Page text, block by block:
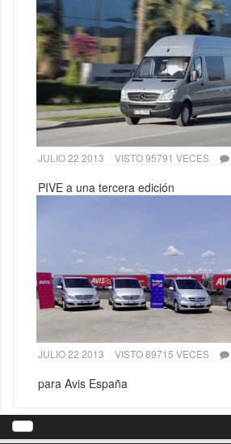
JULIO 22 2013 VISTO 95791 VECES
PIVE a una tercera edición
JULIO 22 2013 VISTO 89715 VECES
para Avis España